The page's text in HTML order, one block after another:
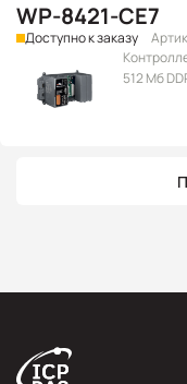
WP-8421-CE7
Доступно к заказу
512 Мб
microSD,